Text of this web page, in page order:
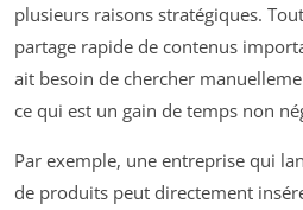
plusieurs raisons stratégiques.
partage rapide de contenus
ait besoin de chercher
ce qui est un gain de temps non
Par exemple, une entreprise qui
de produits peut directement